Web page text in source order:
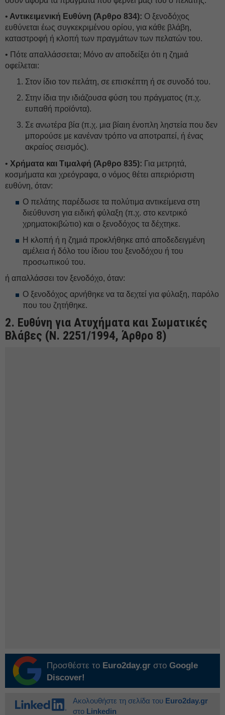
• Αντικειμενική Ευθύνη (Άρθρο 834): Ο ξενοδόχος
ευθύνεται έως συγκεκριμένου ορίου, για κάθε βλάβη,
καταστροφή ή κλοπή των πραγμάτων των πελατών του.
• Πότε απαλλάσσεται; Μόνο αν αποδείξει ότι η ζημιά
οφείλεται:
Στον ίδιο τον πελάτη, σε επισκέπτη ή σε συνοδό του.
Στην ίδια την ιδιάζουσα φύση του πράγματος (π.χ.
ευπαθή προϊόντα).
Σε ανωτέρα βία (π.χ. μια βίαιη ένοπλη ληστεία που δεν
μπορούσε με κανέναν τρόπο να αποτραπεί, ή ένας
ακραίος σεισμός).
• Χρήματα και Τιμαλφή (Άρθρο 835): Για μετρητά,
κοσμήματα και χρεόγραφα, ο νόμος θέτει απεριόριστη
ευθύνη, όταν:
Ο πελάτης παρέδωσε τα πολύτιμα αντικείμενα στη
διεύθυνση για ειδική φύλαξη (π.χ. στο κεντρικό
χρηματοκιβώτιο) και ο ξενοδόχος τα δέχτηκε.
Η κλοπή ή η ζημιά προκλήθηκε από αποδεδειγμένη
αμέλεια ή δόλο του ίδιου του ξενοδόχου ή του
προσωπικού του.
ή απαλλάσσει τον ξενοδόχο, όταν:
Ο ξενοδόχος αρνήθηκε να τα δεχτεί για φύλαξη, παρόλο
που του ζητήθηκε.
2. Ευθύνη για Ατυχήματα και Σωματικές
Βλάβες (Ν. 2251/1994, Άρθρο 8)
Προσθέστε το Euro2day.gr στο Google
Discover!
Ακολουθήστε τη σελίδα του Euro2day.gr
στο Linkedin